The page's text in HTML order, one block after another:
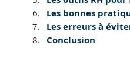
Les bonnes
Les erreurs à
Conclusion